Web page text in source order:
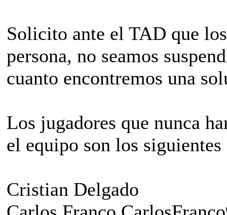
Solicito ante el TAD que
persona, no seamos
cuanto encontremos una
Los jugadores que nunca
el equipo son los
Cristian Delgado